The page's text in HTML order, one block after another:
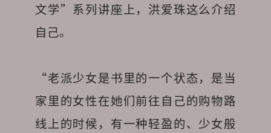
文学”系列讲座上，洪爱珠这么介绍
自己。
“老派少女是书里的一个状态，是当
家里的女性在她们前往自己的购物路
线上的时候，有一种轻盈的、少女般